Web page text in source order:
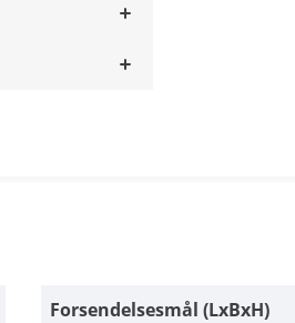
Forsendelsesmål (LxBxH)